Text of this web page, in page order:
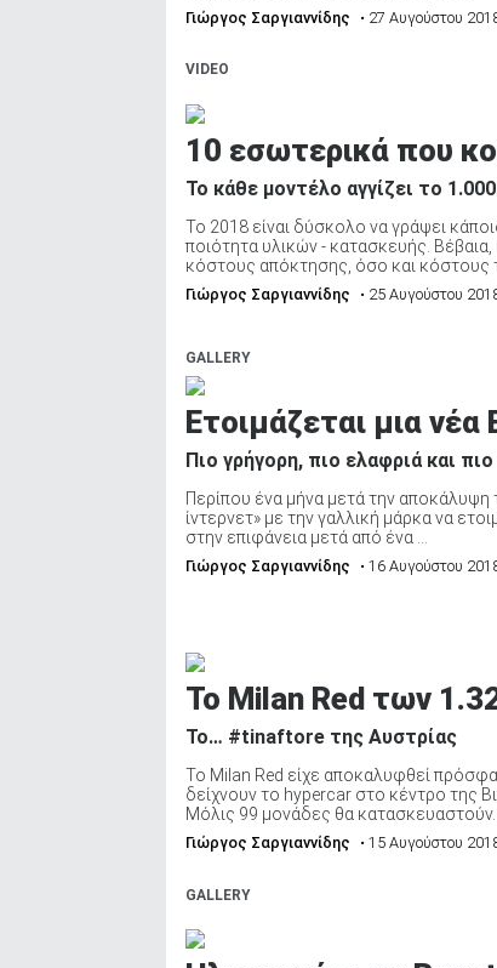
Γιώργος Σαργιαννίδης • 27 Αυγούστου
VIDEO
10 εσωτερικά που
Το κάθε μοντέλο αγγίζει το
Το 2018 είναι δύσκολο να γράψει
ποιότητα υλικών - κατασκευής.
κόστους απόκτησης, όσο και κόστους
Γιώργος Σαργιαννίδης • 25 Αυγούστου
GALLERY
Ετοιμάζεται μια νέα
Πιο γρήγορη, πιο ελαφριά και
Περίπου ένα μήνα μετά την αποκάλυψη
ίντερνετ» με την γαλλική μάρκα να
στην επιφάνεια μετά από ένα ...
Γιώργος Σαργιαννίδης • 16 Αυγούστου
Το Milan Red των
To… #tinaftore της Αυστρίας
Το Milan Red είχε αποκαλυφθεί
δείχνουν το hypercar στο κέντρο της
Μόλις 99 μονάδες θα κατασκευαστούν.
Γιώργος Σαργιαννίδης • 15 Αυγούστου
GALLERY